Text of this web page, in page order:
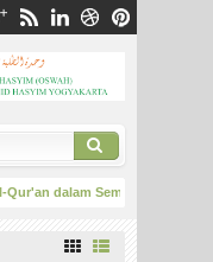
dalam Semaan dan